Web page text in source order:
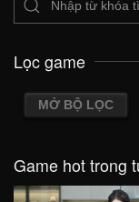
Lọc game
MỞ BỘ LỌC
Game hot trong